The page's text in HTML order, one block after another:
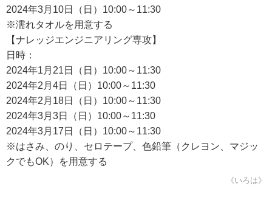
2024年3月10日（日）10:00～11:30
※濡れタオルを用意する
【ナレッジエンジニアリング専攻】
日時：
2024年1月21日（日）10:00～11:30
2024年2月4日（日）10:00～11:30
2024年2月18日（日）10:00～11:30
2024年3月3日（日）10:00～11:30
2024年3月17日（日）10:00～11:30
※はさみ、のり、セロテープ、色鉛筆（クレヨン、マジッ
クでもOK）を用意する
《いろは》